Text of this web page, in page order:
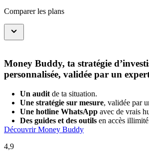
Comparer les plans
Money Buddy, ta stratégie
personnalisée, validée par un
Un audit de ta situation.
Une stratégie sur mesure, validée par
Une hotline WhatsApp avec de vrais
Des guides et des outils en accès
Découvrir Money Buddy
4,9